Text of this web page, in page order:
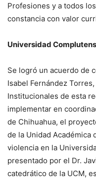
Profesiones y a todos
constancia con valor
Universidad
Se logró un acuerdo de
Isabel Fernández
Institucionales de esta
implementar en
de Chihuahua, el
de la Unidad Académica
violencia en la
presentado por el Dr.
catedrático de la UCM,